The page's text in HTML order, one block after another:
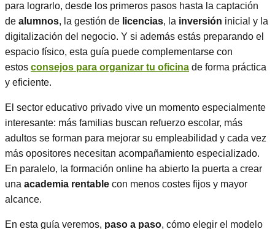
para lograrlo, desde los primeros pasos hasta la captación
de alumnos, la gestión de licencias, la inversión inicial y la
digitalización del negocio. Y si además estás preparando el
espacio físico, esta guía puede complementarse con
estos consejos para organizar tu oficina de forma práctica
y eficiente.
El sector educativo privado vive un momento especialmente
interesante: más familias buscan refuerzo escolar, más
adultos se forman para mejorar su empleabilidad y cada vez
más opositores necesitan acompañamiento especializado.
En paralelo, la formación online ha abierto la puerta a crear
una academia rentable con menos costes fijos y mayor
alcance.
En esta guía veremos, paso a paso, cómo elegir el modelo